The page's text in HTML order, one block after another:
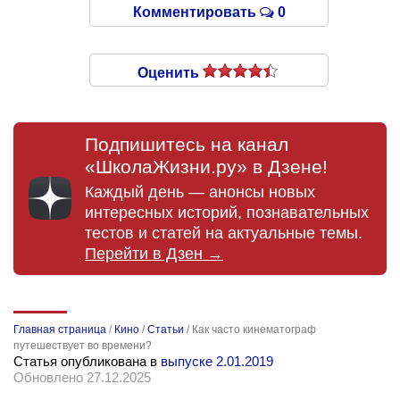
Комментировать 0
Оценить
Подпишитесь на канал
«ШколаЖизни.ру» в Дзене!
Каждый день — анонсы новых
интересных историй, познавательных
тестов и статей на актуальные темы.
Перейти в Дзен →
Главная страница / Кино /Статьи / Как часто кинематограф
путешествует во времени?
Статья опубликована в выпуске 2.01.2019
Обновлено 27.12.2025